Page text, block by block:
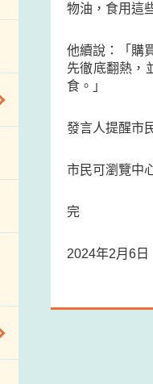
物油，食用這
他續說：「購
先徹底翻熱，
食。」
發言人提醒市
市民可瀏覽中
完
2024年2月6日